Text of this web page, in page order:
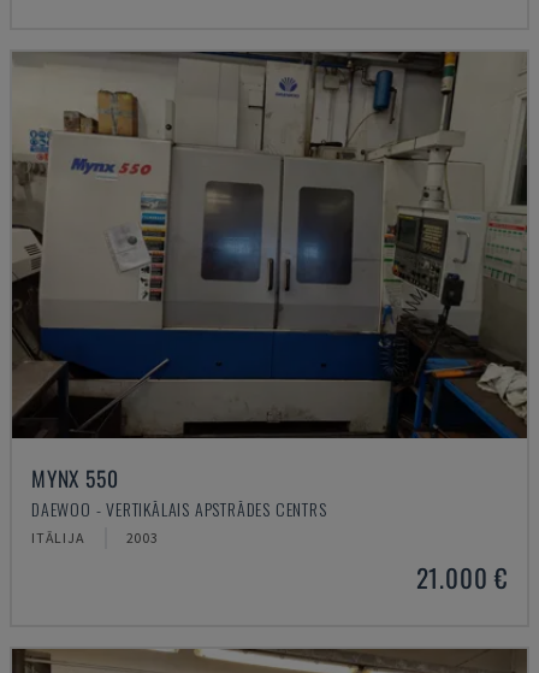
MYNX 550
DAEWOO - VERTIKĀLAIS APSTRĀDES CENTRS
ITĀLIJA 2003
21.000 €